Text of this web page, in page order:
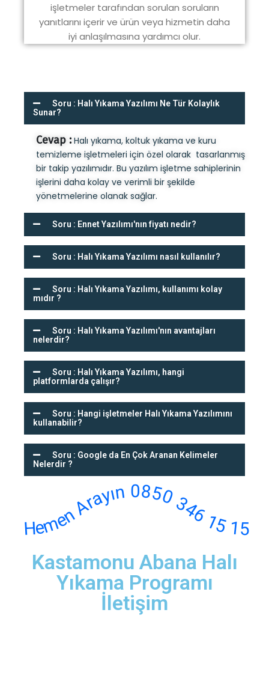
işletmeler tarafından sorulan soruların
yanıtlarını içerir ve ürün veya hizmetin daha
iyi anlaşılmasına yardımcı olur.
Soru : Halı Yıkama Yazılımı Ne Tür Kolaylık
Sunar?
Cevap :Halı yıkama, koltuk yıkama ve kuru
temizleme işletmeleri için özel olarak tasarlanmış
bir takip yazılımıdır. Bu yazılım işletme sahiplerinin
işlerini daha kolay ve verimli bir şekilde
yönetmelerine olanak sağlar.
Soru : Ennet Yazılımı'nın fiyatı nedir?
Soru : Halı Yıkama Yazılımı nasıl kullanılır?
Soru : Halı Yıkama Yazılımı, kullanımı kolay
mıdır ?
Soru : Halı Yıkama Yazılımı'nın avantajları
nelerdir?
Soru : Halı Yıkama Yazılımı, hangi
platformlarda çalışır?
Soru : Hangi işletmeler Halı Yıkama Yazılımını
kullanabilir?
Soru : Google da En Çok Aranan Kelimeler
Nelerdir ?
Hemen Arayın 0850 346 15 15
Kastamonu Abana Halı
Yıkama Programı
İletişim